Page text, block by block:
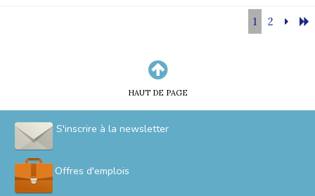
1 2
HAUT DE PAGE
S'inscrire à la newsletter
Offres d'emplois